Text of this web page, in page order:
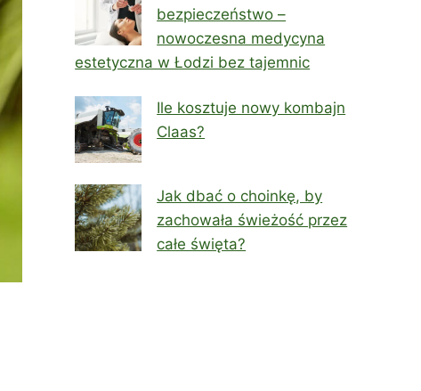
bezpieczeństwo –
nowoczesna medycyna
estetyczna w Łodzi bez tajemnic
Ile kosztuje nowy kombajn
Claas?
Jak dbać o choinkę, by
zachowała świeżość przez
całe święta?